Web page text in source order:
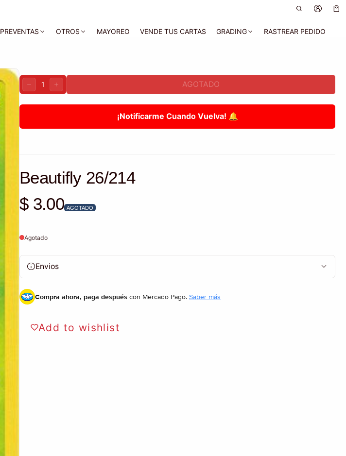
PREVENTAS OTROS MAYOREO VENDE TUS CARTAS GRADING RASTREAR PEDIDO
Cantidad:
DISMINUIRAUMENTAR AGOTADO
¡Notificarme Cuando Vuelva! 🔔
Beautifly 26/214
Precio habitual
$ 3.00 AGOTADO
Agotado
Envios
Compra ahora, paga después con Mercado Pago. Saber más
Add to wishlist